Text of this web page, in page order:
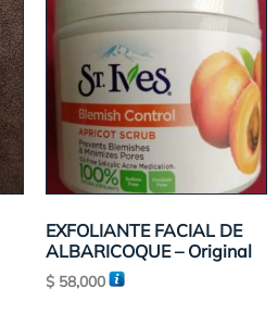
EXFOLIANTE FACIAL DE
ALBARICOQUE – Original
$ 58,000